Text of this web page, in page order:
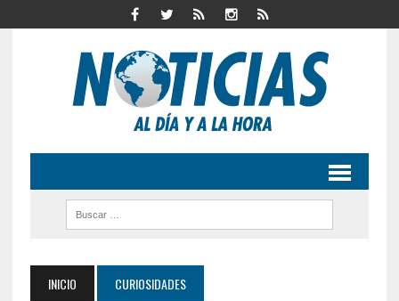
INICIO CURIOSIDADES